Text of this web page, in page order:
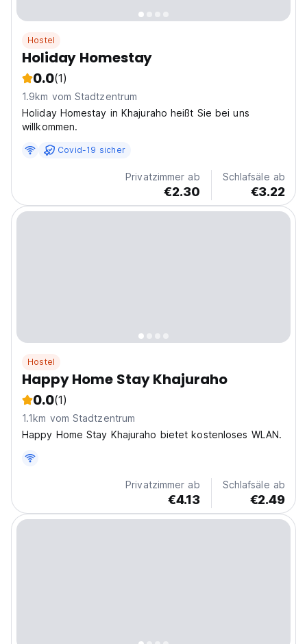
Hostel
Holiday Homestay
0.0(1)
1.9km vom Stadtzentrum
Holiday Homestay in Khajuraho heißt Sie bei uns
willkommen.
Covid-19 sicher
Privatzimmer ab
€2.30
Schlafsäle ab
€3.22
Hostel
Happy Home Stay Khajuraho
0.0(1)
1.1km vom Stadtzentrum
Happy Home Stay Khajuraho bietet kostenloses WLAN.
Privatzimmer ab
€4.13
Schlafsäle ab
€2.49